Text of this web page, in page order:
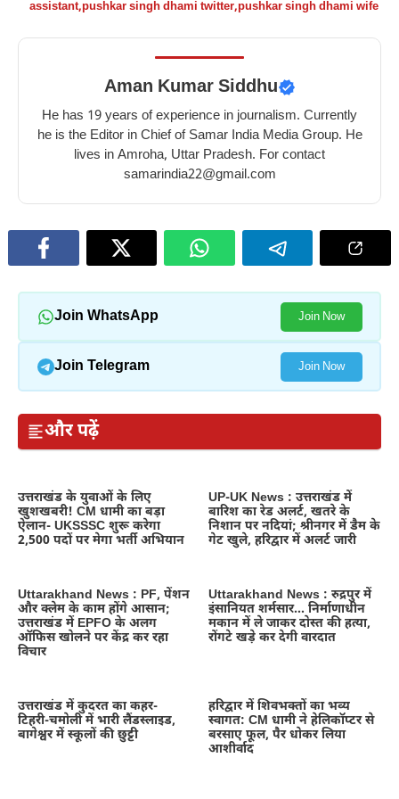
benefits
skin
10
eating
winter
benefits
beetroot
–
benefits
in
winter
assistant,pushkar singh dhami twitter,pushkar singh dhami wife
Aman Kumar Siddhu
He has 19 years of experience in journalism. Currently
he is the Editor in Chief of Samar India Media Group. He
lives in Amroha, Uttar Pradesh. For contact
samarindia22@gmail.com
Join WhatsApp Join Now
Join Telegram Join Now
और पढ़ें
उत्तराखंड के युवाओं के लिए
खुशखबरी! CM धामी का बड़ा
ऐलान- UKSSSC शुरू करेगा
2,500 पदों पर मेगा भर्ती अभियान
UP-UK News : उत्तराखंड में
बारिश का रेड अलर्ट, खतरे के
निशान पर नदियां; श्रीनगर में डैम के
गेट खुले, हरिद्वार में अलर्ट जारी
Uttarakhand News : PF, पेंशन
और क्लेम के काम होंगे आसान;
उत्तराखंड में EPFO के अलग
ऑफिस खोलने पर केंद्र कर रहा
विचार
Uttarakhand News : रुद्रपुर में
इंसानियत शर्मसार… निर्माणाधीन
मकान में ले जाकर दोस्त की हत्या,
रोंगटे खड़े कर देगी वारदात
उत्तराखंड में कुदरत का कहर-
टिहरी-चमोली में भारी लैंडस्लाइड,
बागेश्वर में स्कूलों की छुट्टी
हरिद्वार में शिवभक्तों का भव्य
स्वागत: CM धामी ने हेलिकॉप्टर से
बरसाए फूल, पैर धोकर लिया
आशीर्वाद